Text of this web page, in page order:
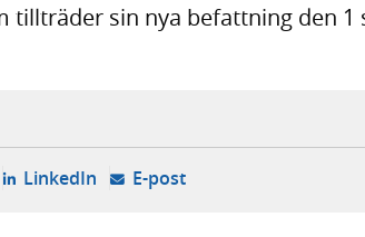
tillträder sin nya befattning den 1
i ny flik, extern webbplats,
i ny flik, extern webbplats,
LinkedIn- öppnas i ny flik, extern
E-post- öppnar din e-